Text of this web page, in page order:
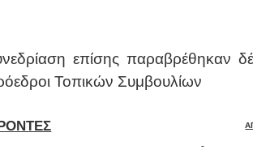
επίσης παραβρέθηκαν
Τοπικών Συμβουλίων